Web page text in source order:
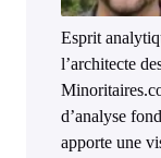
Esprit
l’architecte
d’analyse
apporte une